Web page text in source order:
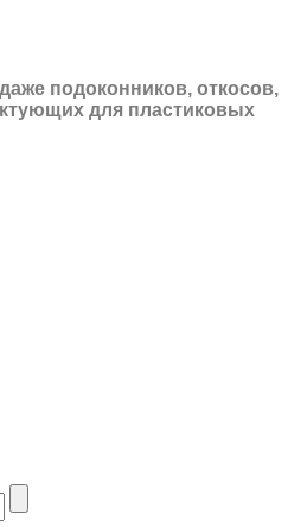
подоконников, откосов,
для пластиковых